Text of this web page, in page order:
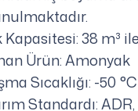
Kapasitesi: 38 m³
Ürün: Amonyak
Sıcaklığı: -50
Standardı: